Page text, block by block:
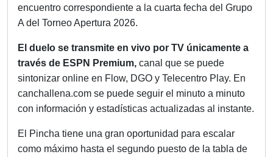
encuentro correspondiente a la cuarta fecha del Grupo
A del Torneo Apertura 2026.
El duelo se transmite en vivo por TV únicamente a
través de ESPN Premium, canal que se puede
sintonizar online en Flow, DGO y Telecentro Play. En
canchallena.com se puede seguir el minuto a minuto
con información y estadísticas actualizadas al instante.
El Pincha tiene una gran oportunidad para escalar
como máximo hasta el segundo puesto de la tabla de